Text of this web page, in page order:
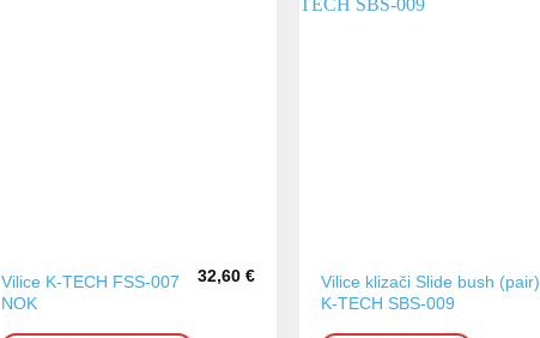
Vilice K-TECH FSS-007
NOK
32,60€
Vilice klizači Slide bush (pair)
K-TECH SBS-009